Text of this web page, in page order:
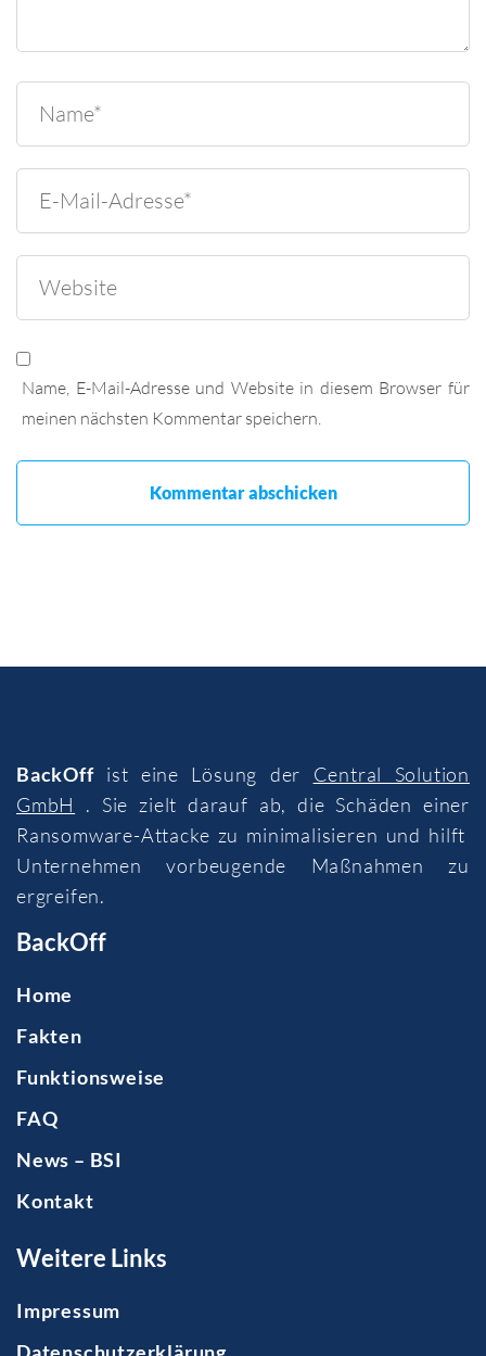
Name, E-Mail-Adresse und Website in diesem Browser für
meinen nächsten Kommentar speichern.
BackOffist eine Lösung der Central Solution
GmbH
. Sie zielt darauf ab, die Schäden einer
Ransomware-Attacke zu minimalisieren und hilft
Unternehmen vorbeugende Maßnahmen zu
ergreifen.
BackOff
Home
Fakten
Funktionsweise
FAQ
News – BSI
Kontakt
Weitere Links
Impressum
Datenschutzerklärung